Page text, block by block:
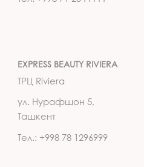
EXPRESS BEAUTY RIVIERA
ТРЦ Riviera
ул. Нурафшон 5,
Ташкент
Тел.: +998 78 1296999